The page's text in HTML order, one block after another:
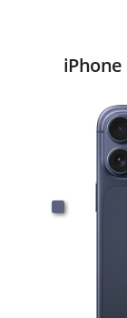
iPhone